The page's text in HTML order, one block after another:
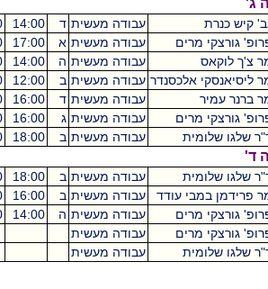
עבודה מעשית ד 14:00
17:00
219
עבודה מעשית א 17:00
20:00
עבודה מעשית ה 14:00
17:00
317
עבודה מעשית ב 12:00
15:00
219
עבודה מעשית ד 16:00
19:00
121
עבודה מעשית ג 16:00
20:00
עבודה מעשית ב 18:00
19:00
209
עבודה מעשית ב 18:00
19:00
209
עודד
עבודה מעשית ב 16:00
19:00
212
עבודה מעשית ה 14:00
18:00
עבודה מעשית
עבודה מעשית